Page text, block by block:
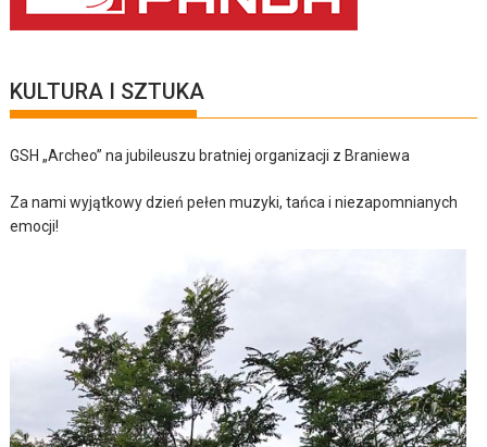
KULTURA I SZTUKA
GSH „Archeo” na jubileuszu bratniej organizacji z Braniewa
Za nami wyjątkowy dzień pełen muzyki, tańca i niezapomnianych
emocji!